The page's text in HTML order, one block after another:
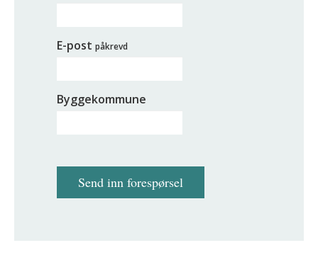
E-post påkrevd
Byggekommune
Send inn forespørsel